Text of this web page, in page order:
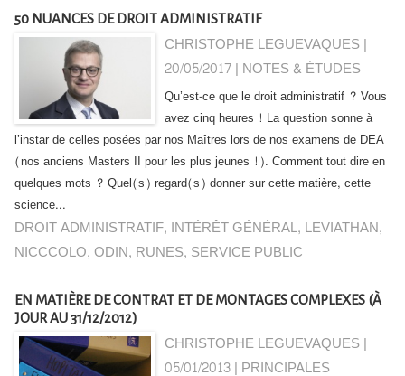
50 NUANCES DE DROIT ADMINISTRATIF
CHRISTOPHE LEGUEVAQUES |
20/05/2017| NOTES & ÉTUDES
Qu’est-ce que le droit administratif ? Vous
avez cinq heures ! La question sonne à
l’instar de celles posées par nos Maîtres lors de nos examens de DEA
(nos anciens Masters II pour les plus jeunes !). Comment tout dire en
quelques mots ? Quel(s) regard(s) donner sur cette matière, cette
science...
DROIT ADMINISTRATIF, INTÉRÊT GÉNÉRAL, LEVIATHAN,
NICCCOLO,ODIN, RUNES, SERVICE PUBLIC
EN MATIÈRE DE CONTRAT ET DE MONTAGES COMPLEXES (À
JOUR AU 31/12/2012)
CHRISTOPHE LEGUEVAQUES |
05/01/2013| PRINCIPALES